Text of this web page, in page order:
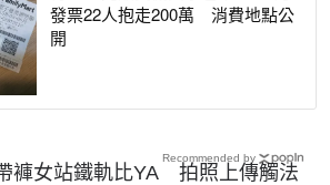
發票22人抱走200萬 消費地點公
開
褲女站鐵軌比YA 拍照上傳觸法
Recommended by